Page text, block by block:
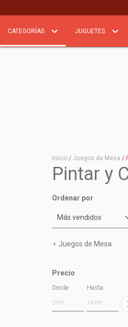
CATEGORÍAS JUGUETES
Inicio / Juegos de Mesa /
Pintar y
Ordenar por
Juegos de Mesa
Precio
Desde Hasta